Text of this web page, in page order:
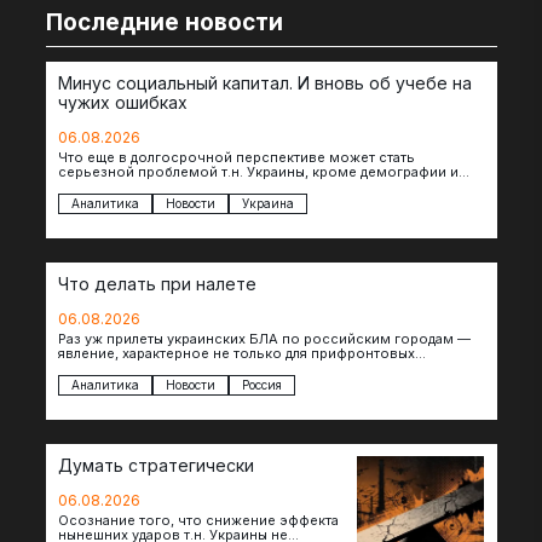
Последние новости
Минус социальный капитал. И вновь об учебе на
чужих ошибках
06.08.2026
Что еще в долгосрочной перспективе может стать
серьезной проблемой т.н. Украины, кроме демографии и
которых будет…
Аналитика Новости Украина
Что делать при налете
06.08.2026
Раз уж прилеты украинских БЛА по российским городам —
явление, характерное не только для прифронтовых
Аналитика Новости Россия
Думать стратегически
06.08.2026
Осознание того, что снижение эффекта
нынешних ударов т.н. Украины не